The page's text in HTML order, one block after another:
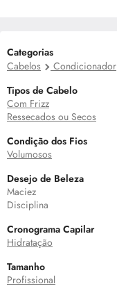
Categorias
Cabelos
Condicionador
Tipos de Cabelo
Com Frizz
Ressecados ou Secos
Condição dos Fios
Volumosos
Desejo de Beleza
Maciez
Disciplina
Cronograma Capilar
Hidratação
Tamanho
Profissional